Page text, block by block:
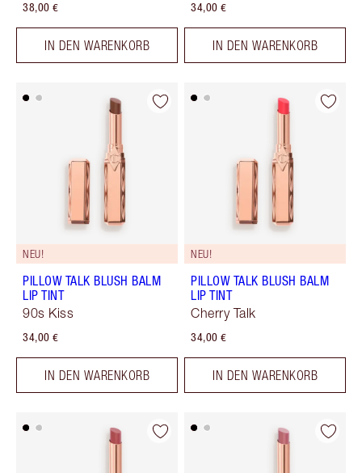
38,00 €
IN DEN WARENKORB
34,00 €
IN DEN WARENKORB
NEU!
PILLOW TALK BLUSH BALM
LIP TINT
90s Kiss
34,00 €
IN DEN WARENKORB
NEU!
PILLOW TALK BLUSH BALM
LIP TINT
Cherry Talk
34,00 €
IN DEN WARENKORB